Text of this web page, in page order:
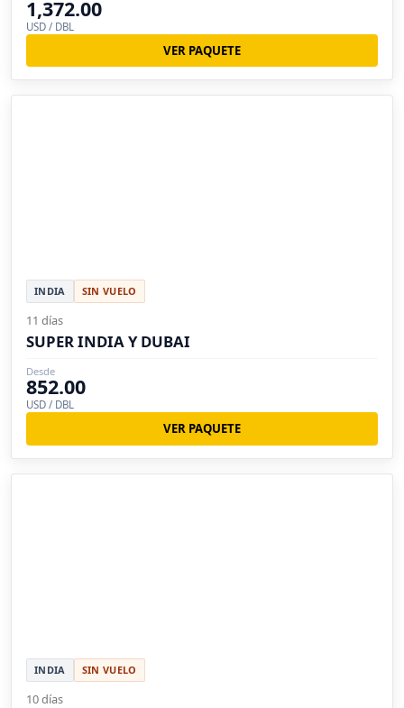
1,372.00
USD / DBL
VER PAQUETE
INDIA SIN VUELO
11 días
SUPER INDIA Y DUBAI
Desde
852.00
USD / DBL
VER PAQUETE
INDIA SIN VUELO
10 días